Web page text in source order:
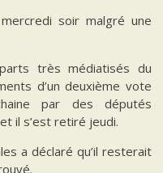
mercredi soir malgré une
très médiatisés du
d’un deuxième vote
par des députés
il s’est retiré jeudi.
a déclaré qu’il resterait